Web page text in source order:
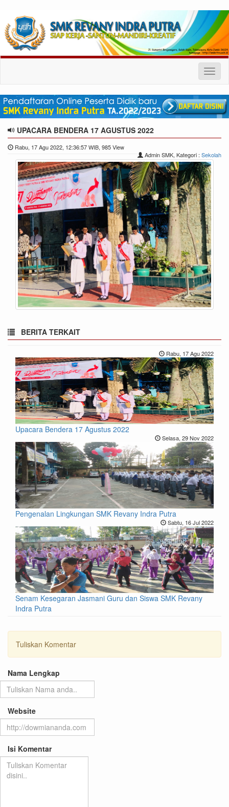
UPACARA BENDERA 17 AGUSTUS 2022
Rabu, 17 Agu 2022, 12:36:57 WIB, 985 View
Admin SMK, Kategori : Sekolah
BERITA TERKAIT
Rabu, 17 Agu 2022
Upacara Bendera 17 Agustus 2022
Selasa, 29 Nov 2022
Pengenalan Lingkungan SMK Revany Indra Putra
Sabtu, 16 Jul 2022
Senam Kesegaran Jasmani Guru dan Siswa SMK Revany
Indra Putra
Tuliskan Komentar
Nama Lengkap
Website
Isi Komentar